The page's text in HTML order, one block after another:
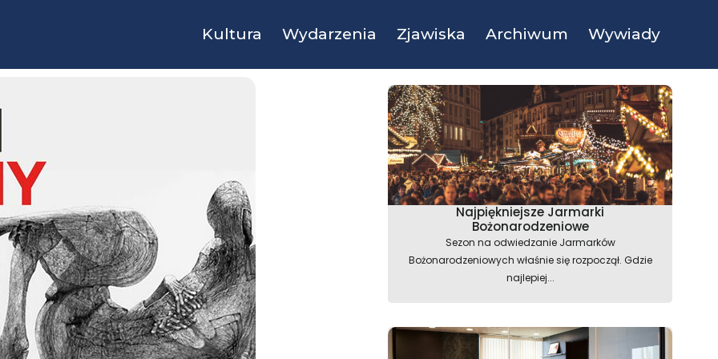
Kultura Wydarzenia Zjawiska Archiwum Wywiady
Najpiękniejsze Jarmarki
Bożonarodzeniowe
Sezon na odwiedzanie Jarmarków
Bożonarodzeniowych właśnie się rozpoczął. Gdzie
najlepiej...